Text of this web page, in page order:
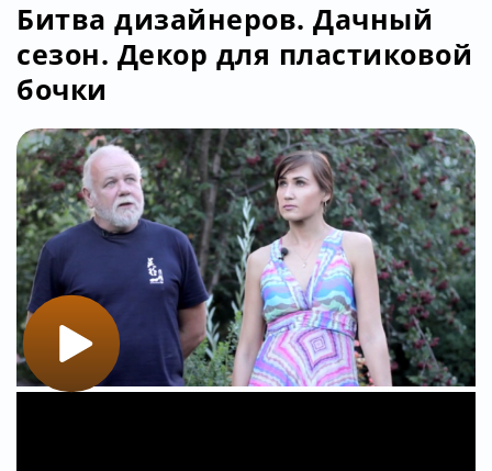
ПЕРЕДАЧИ
ТЕЛЕПРОГРАММА
Битва дизайнеров. Дачный
сезон. Декор для пластиковой
бочки